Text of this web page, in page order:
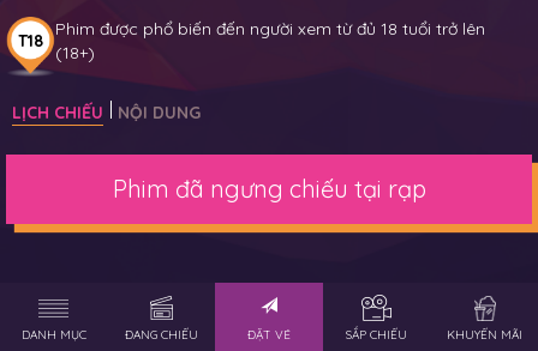
T18
Phim được phổ biến đến người xem từ đủ 18 tuổi trở lên
(18+)
LỊCH CHIẾU NỘI DUNG
Phim đã ngưng chiếu tại rạp
DANH MỤC ĐANG CHIẾU ĐẶT VÉ SẮP CHIẾU KHUYẾN MÃI